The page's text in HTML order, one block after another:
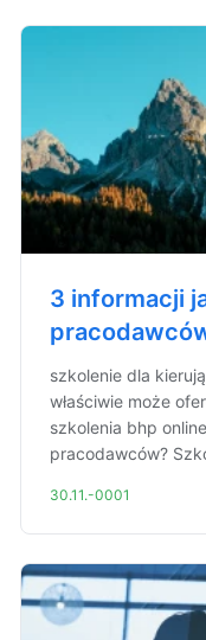
3 informacji
szkolenie dla
właściwie może
szkolenia bhp
pracodawców?
30.11.-0001